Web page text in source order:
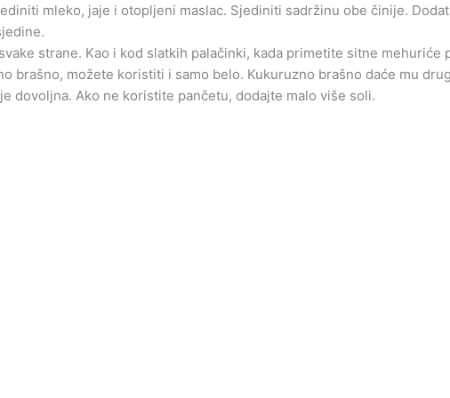
mleko, jaje i otopljeni maslac. Sjediniti sadržinu obe činije.
strane. Kao i kod slatkih palačinki, kada primetite sitne
brašno, možete koristiti i samo belo. Kukuruzno brašno daće mu
dovoljna. Ako ne koristite pančetu, dodajte malo više soli.